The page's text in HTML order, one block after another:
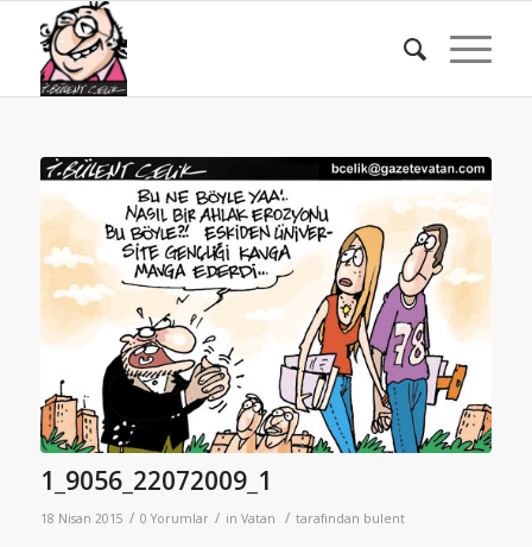
1_9056_22072009_1
18 Nisan 2015 / 0 Yorumlar / in Vatan / tarafından bulent